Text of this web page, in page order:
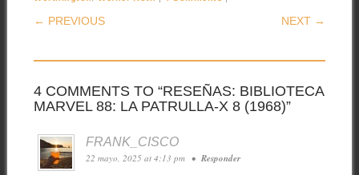
POST NAVIGATION
← PREVIOUS NEXT →
4 COMMENTS TO “RESEÑAS: BIBLIOTECA
MARVEL 88: LA PATRULLA-X 8 (1968)”
FRANK_CISCO
22 mayo, 2025 at 4:13 pm • Responder